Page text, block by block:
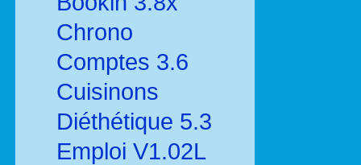
Chrono
Comptes 3.6
Cuisinons
Diéthétique 5.3
Emploi V1.02L